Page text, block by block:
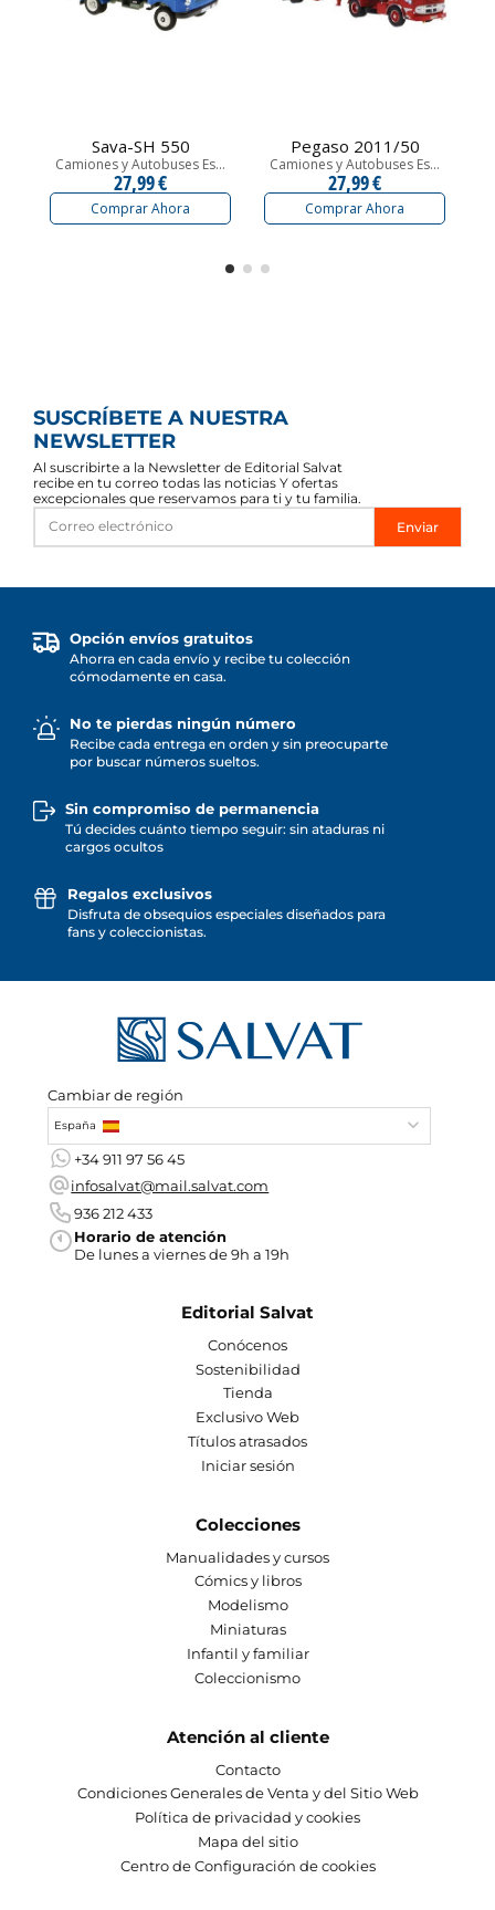
Sava-SH 550
Camiones y Autobuses Es...
27,99 €
Comprar Ahora
Pegaso 2011/50
Camiones y Autobuses Es...
27,99 €
Comprar Ahora
SUSCRÍBETE A NUESTRA
NEWSLETTER
Al suscribirte a la Newsletter de Editorial Salvat
recibe en tu correo todas las noticias Y ofertas
excepcionales que reservamos para ti y tu familia.
Enviar
Opción envíos gratuitos
Ahorra en cada envío y recibe tu colección
cómodamente en casa.
No te pierdas ningún número
Recibe cada entrega en orden y sin preocuparte
por buscar números sueltos.
Sin compromiso de permanencia
Tú decides cuánto tiempo seguir: sin ataduras ni
cargos ocultos
Regalos exclusivos
Disfruta de obsequios especiales diseñados para
fans y coleccionistas.
Cambiar de región
España
+34 911 97 56 45
infosalvat@mail.salvat.com
936 212 433
Horario de atención
De lunes a viernes de 9h a 19h
Editorial Salvat
Conócenos
Sostenibilidad
Tienda
Exclusivo Web
Títulos atrasados
Iniciar sesión
Colecciones
Manualidades y cursos
Cómics y libros
Modelismo
Miniaturas
Infantil y familiar
Coleccionismo
Atención al cliente
Contacto
Condiciones Generales de Venta y del Sitio Web
Política de privacidad y cookies
Mapa del sitio
Centro de Configuración de cookies